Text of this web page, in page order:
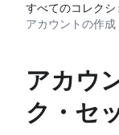
変更履歴
すべてのコレクシ
アカウントの作
アカウ
ク・セ